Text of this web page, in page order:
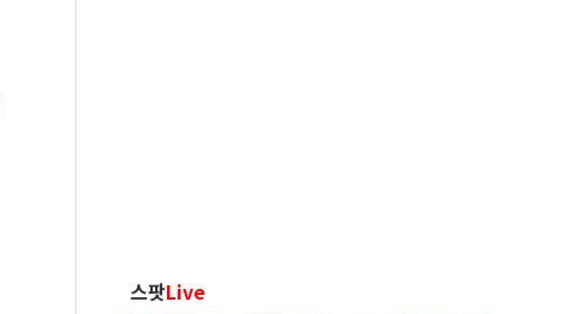
스팟Live